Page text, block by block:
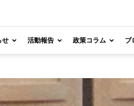
せ 活動報告 政策コラム ブ